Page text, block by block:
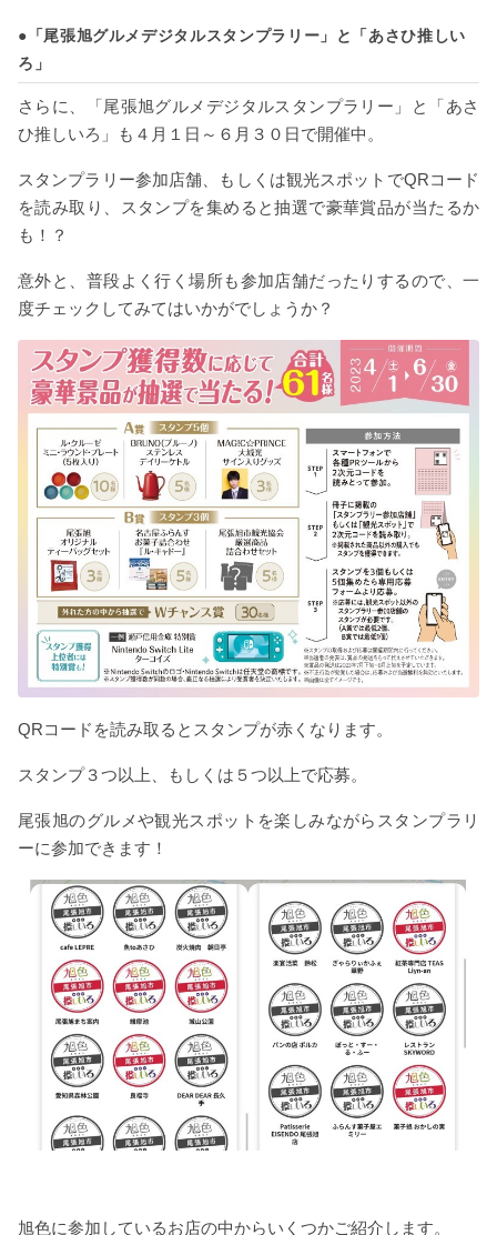
●「尾張旭グルメデジタルスタンプラリー」と「あさひ推しい
ろ」
さらに、「尾張旭グルメデジタルスタンプラリー」と「あさ
ひ推しいろ」も４月１日～６月３０日で開催中。
スタンプラリー参加店舗、もしくは観光スポットでQRコード
を読み取り、スタンプを集めると抽選で豪華賞品が当たるか
も！？
意外と、普段よく行く場所も参加店舗だったりするので、一
度チェックしてみてはいかがでしょうか？
QRコードを読み取るとスタンプが赤くなります。
スタンプ３つ以上、もしくは５つ以上で応募。
尾張旭のグルメや観光スポットを楽しみながらスタンプラリ
ーに参加できます！
旭色に参加しているお店の中からいくつかご紹介します。